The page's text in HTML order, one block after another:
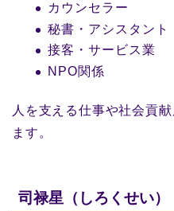
カウンセラー
秘書・アシスタント
接客・サービス業
NPO関係
人を支える仕事や社会貢
ます。
司禄星（しろくせい）